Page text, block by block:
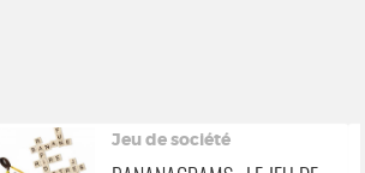
Jeu de société